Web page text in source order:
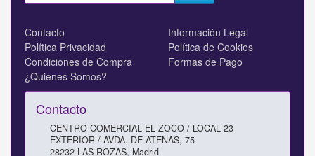
Contacto
Información Legal
Política Privacidad
Política de Cookies
Condiciones de Compra
Formas de Pago
¿Quienes Somos?
Contacto
CENTRO COMERCIAL EL ZOCO / LOCAL 23
EXTERIOR / AVDA. DE ATENAS, 75
28232 LAS ROZAS, Madrid